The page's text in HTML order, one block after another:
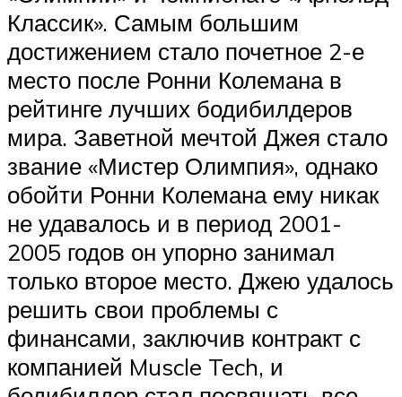
Классик». Самым большим
достижением стало почетное 2-е
место после Ронни Колемана в
рейтинге лучших бодибилдеров
мира. Заветной мечтой Джея стало
звание «Мистер Олимпия», однако
обойти Ронни Колемана ему никак
не удавалось и в период 2001-
2005 годов он упорно занимал
только второе место. Джею удалось
решить свои проблемы с
финансами, заключив контракт с
компанией Muscle Tech, и